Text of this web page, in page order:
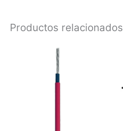
Productos relacionados